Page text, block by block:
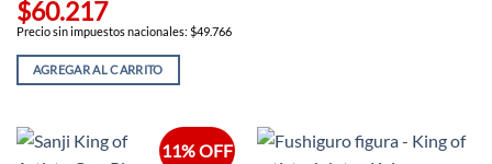
$60.217
Precio sin impuestos nacionales: $49.766
AGREGAR AL CARRITO
11% OFF